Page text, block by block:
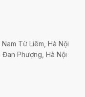
Từ Liêm, Hà Nội
Phượng, Hà Nội